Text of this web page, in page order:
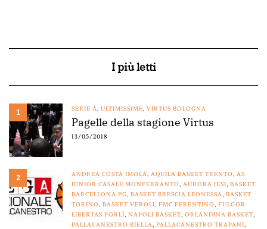
I più letti
1 SERIE A, ULTIMISSIME, VIRTUS BOLOGNA
Pagelle della stagione Virtus
13/05/2018
2 ANDREA COSTA IMOLA, AQUILA BASKET TRENTO, AS
JUNIOR CASALE MONFERRANTO, AURORA JESI, BASKET
BARCELLONA PG, BASKET BRESCIA LEONESSA, BASKET
TORINO, BASKET VEROLI, FMC FERENTINO, FULGOR
LIBERTAS FORLÌ, NAPOLI BASKET, ORLANDINA BASKET,
PALLACANESTRO BIELLA, PALLACANESTRO TRAPANI,